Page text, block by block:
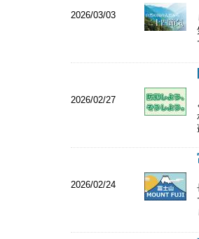
2026/03/03
2026/02/27
2026/02/24